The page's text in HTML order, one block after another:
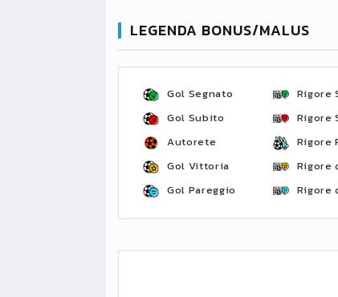
LEGENDA BONUS/MALUS
Gol Segnato
Gol Subito
Autorete
Gol Vittoria
Gol Pareggio
Rigore
Rigore
Rigore
Rigore
Rigore